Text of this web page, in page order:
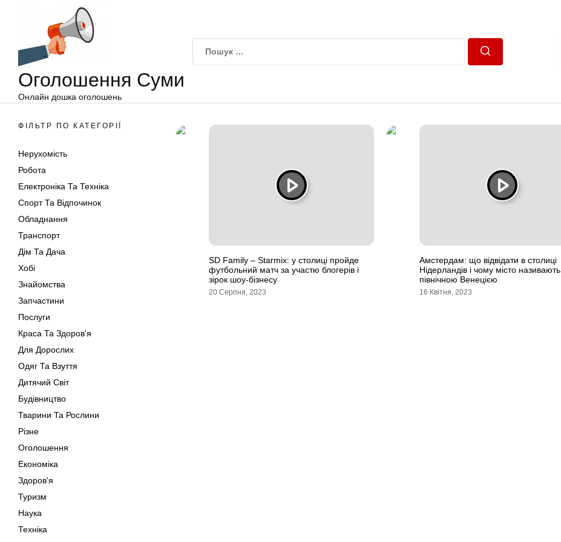
Оголошення Суми
Онлайн дошка оголошень
ФІЛЬТР ПО КАТЕГОРІЇ
Нерухомість
Робота
Електроніка Та Техніка
Спорт Та Відпочинок
Обладнання
Транспорт
Дім Та Дача
Хобі
Знайомства
Запчастини
Послуги
Краса Та Здоров'я
Для Дорослих
Одяг Та Взуття
Дитячий Світ
Будівництво
Тварини Та Рослини
Різне
Оголошення
Економіка
Здоров'я
Туризм
Наука
Техніка
SD Family – Starmix: у столиці пройде
футбольний матч за участю блогерів і
зірок шоу-бізнесу
20 Серпня, 2023
Амстердам: що відвідати в столиці
Нідерландів і чому місто називають
північною Венецією
16 Квітня, 2023